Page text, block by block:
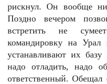
рискнул. Он вообще
Поздно вечером
встретить не
командировку на Урал
устанавливают их
надо отладить, надо
ответственный. Обещал